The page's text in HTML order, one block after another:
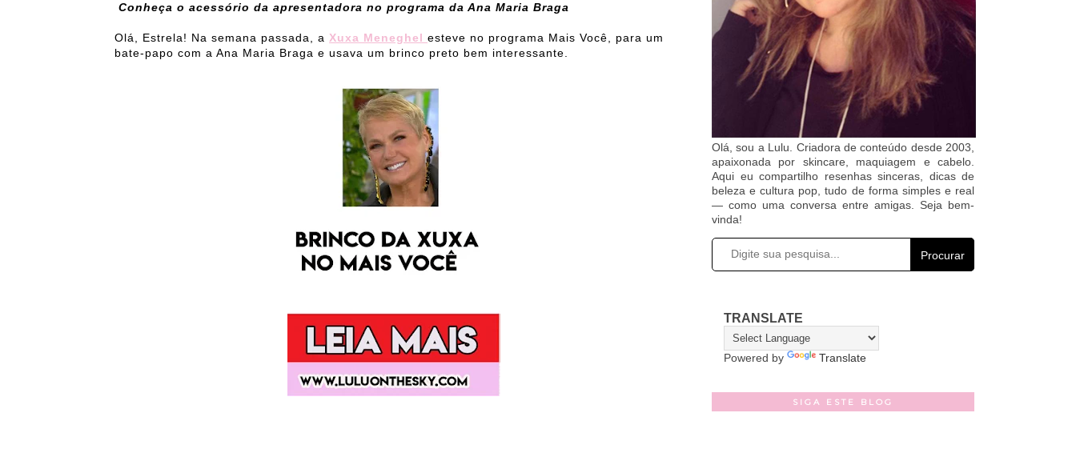
Conheça o acessório da apresentadora no programa da Ana Maria Braga
Olá, Estrela! Na semana passada, a Xuxa Meneghel esteve no programa Mais Você, para um
bate-papo com a Ana Maria Braga e usava um brinco preto bem interessante.
Olá, sou a Lulu. Criadora de conteúdo desde 2003,
apaixonada por skincare, maquiagem e cabelo.
Aqui eu compartilho resenhas sinceras, dicas de
beleza e cultura pop, tudo de forma simples e real
— como uma conversa entre amigas. Seja bem-
vinda!
Procurar
TRANSLATE
Powered by Translate
SIGA ESTE BLOG